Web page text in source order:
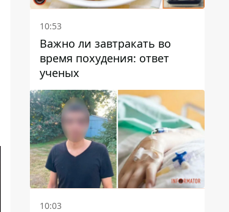
10:53
Важно ли завтракать во
время похудения: ответ
ученых
10:03